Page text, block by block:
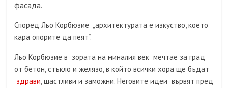
фасада.
Според Льо Корбюзие „архитектурата е изкуство, което
кара опорите да пеят“.
Льо Корбюзие в зората на миналия век мечтае за град
от бетон, стъкло и желязо, в който всички хора ще бъдат
здрави, щастливи и заможни. Неговите идеи вървят пред